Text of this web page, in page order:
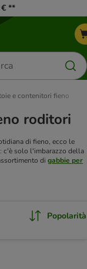
**
e contenitori fieno
roditori
di fieno, ecco le
c'è solo l'imbarazzo della
di gabbie per
Popolarità